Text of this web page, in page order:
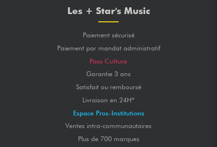
Les + Star's Music
Paiement sécurisé
Paiement par mandat administratif
Pass Culture
Garantie 3 ans
Satisfait ou remboursé
Livraison en 24H*
Espace Pros-Institutions
Ventes intra-communautaires
Plus de 700 marques